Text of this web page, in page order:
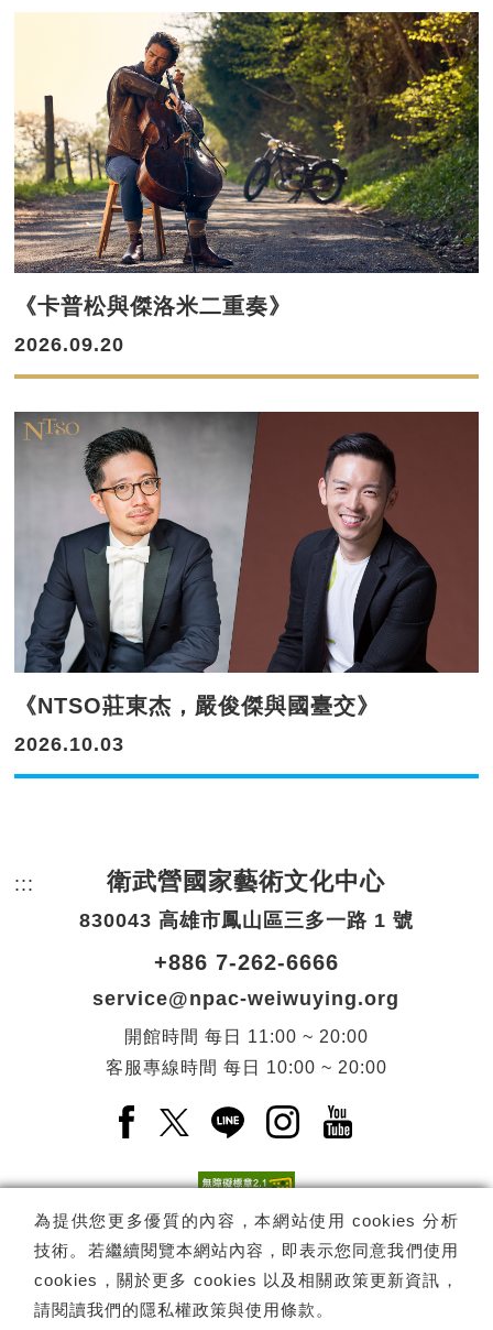
《卡普松與傑洛米二重奏》
2026.09.20
《NTSO莊東杰，嚴俊傑與國臺交》
2026.10.03
為提供您更多優質的內容，本網站使用 cookies 分析
技術。若繼續閱覽本網站內容，即表示您同意我們使用
cookies，關於更多 cookies 以及相關政策更新資訊，
請閱讀我們的隱私權政策與使用條款 。
::: 頁尾網站資訊。
衛武營國家藝術文化中心
830043 高雄市鳳山區三多一路 1 號
+886 7-262-6666
service@npac-weiwuying.org
開館時間 每日
11:00 ~ 20:00
客服專線時間 每日 10:00 ~ 20:00
Facebook(另開新視窗)
X(另開新視窗)
LINE(另開新視窗)
Instagram(另開新視
YouTube(另開
電子報訂閱 訂閱
Copyright © 國家表演藝術中心 -衛武營國家藝術文化中心